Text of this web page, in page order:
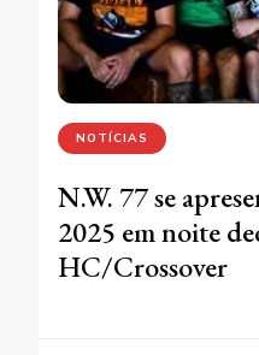
NOTÍCIAS
N.W. 77 se
2025 em noite
HC/Crossover